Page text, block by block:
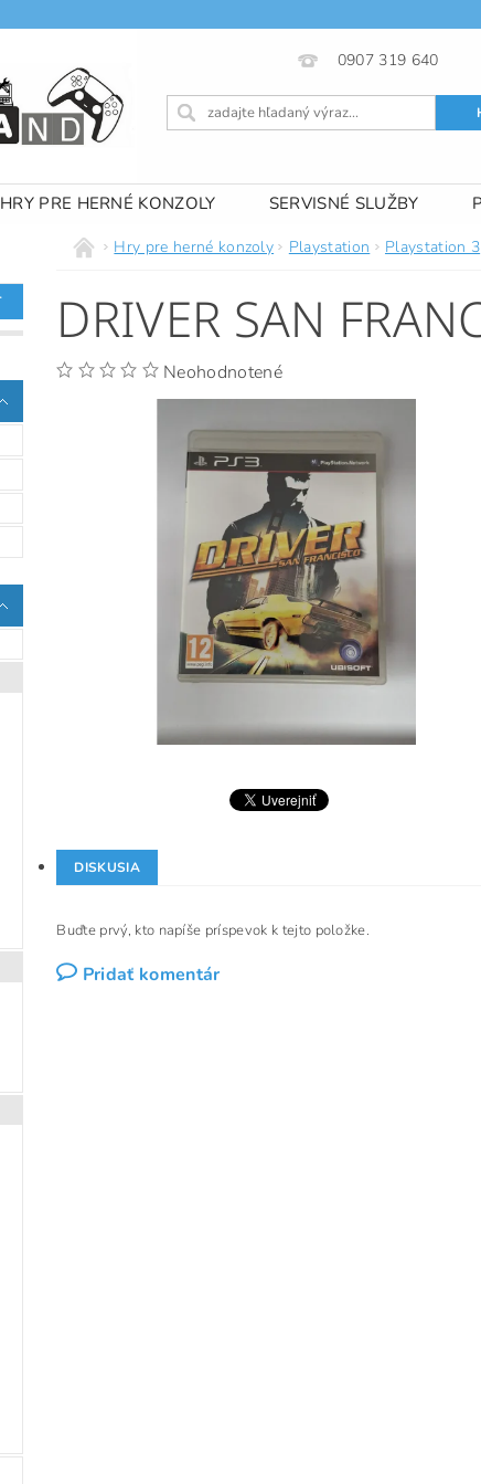
0907 319 640
HRY PRE HERNÉ KONZOLY SERVISNÉ SLUŽBY
OBCHODNÉ PODMIENKY KONTAKTY
Hry pre herné konzoly Playstation Playstation 3
DRIVER SAN
Neohodnotené
DISKUSIA
Buďte prvý, kto napíše príspevok k tejto položke.
Pridať komentár